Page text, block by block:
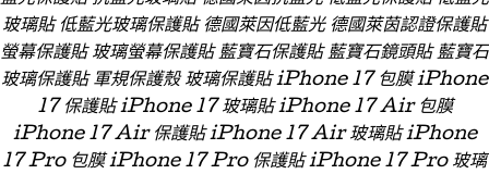
玻璃貼 低藍光玻璃保護貼 德國萊因低藍光 德國萊茵認證保護貼
螢幕保護貼 玻璃螢幕保護貼 藍寶石保護貼 藍寶石鏡頭貼 藍寶石
玻璃保護貼 軍規保護殼 玻璃保護貼 iPhone 17 包膜 iPhone
17 保護貼 iPhone 17 玻璃貼 iPhone 17 Air 包膜
iPhone 17 Air 保護貼 iPhone 17 Air 玻璃貼 iPhone
17 Pro 包膜 iPhone 17 Pro 保護貼 iPhone 17 Pro 玻璃